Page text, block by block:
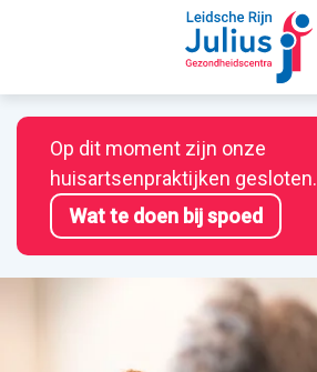
Op dit moment zijn onze
huisartsenpraktijken gesloten.
Wat te doen bij spoed